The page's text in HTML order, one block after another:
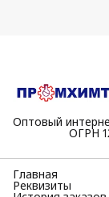
Оптовый
⠀⠀⠀⠀⠀⠀⠀ОГРН
Главная
Реквизиты